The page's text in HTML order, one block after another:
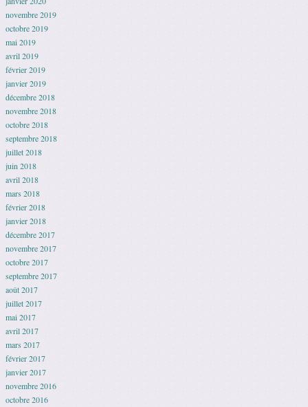
novembre 2019
octobre 2019
mai 2019
avril 2019
février 2019
janvier 2019
décembre 2018
novembre 2018
octobre 2018
septembre 2018
juillet 2018
juin 2018
avril 2018
mars 2018
février 2018
janvier 2018
décembre 2017
novembre 2017
octobre 2017
septembre 2017
août 2017
juillet 2017
mai 2017
avril 2017
mars 2017
février 2017
janvier 2017
novembre 2016
octobre 2016